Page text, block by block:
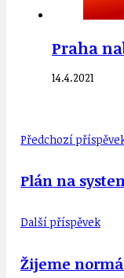
Praha
14.4.2021
Předchozí
Plán na
Další příspěvek
Žijeme